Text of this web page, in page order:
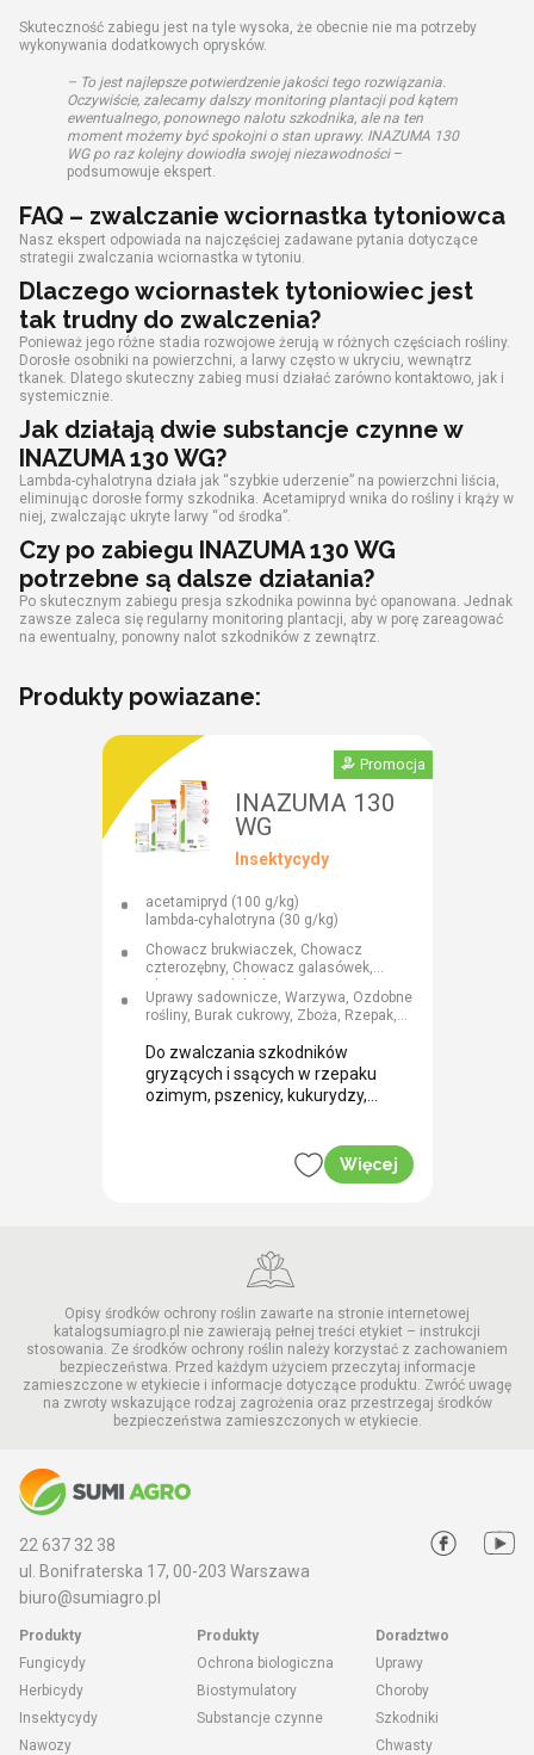
Skuteczność zabiegu jest na tyle wysoka, że obecnie nie ma potrzeby
wykonywania dodatkowych oprysków.
– To jest najlepsze potwierdzenie jakości tego rozwiązania.
Oczywiście, zalecamy dalszy monitoring plantacji pod kątem
ewentualnego, ponownego nalotu szkodnika, ale na ten
moment możemy być spokojni o stan uprawy. INAZUMA 130
WG po raz kolejny dowiodła swojej niezawodności–
podsumowuje ekspert.
FAQ – zwalczanie wciornastka tytoniowca
Nasz ekspert odpowiada na najczęściej zadawane pytania dotyczące
strategii zwalczania wciornastka w tytoniu.
Dlaczego wciornastek tytoniowiec jest
tak trudny do zwalczenia?
Ponieważ jego różne stadia rozwojowe żerują w różnych częściach rośliny.
Dorosłe osobniki na powierzchni, a larwy często w ukryciu, wewnątrz
tkanek. Dlatego skuteczny zabieg musi działać zarówno kontaktowo, jak i
systemicznie.
Jak działają dwie substancje czynne w
INAZUMA 130 WG?
Lambda-cyhalotryna działa jak “szybkie uderzenie” na powierzchni liścia,
eliminując dorosłe formy szkodnika. Acetamipryd wnika do rośliny i krąży w
niej, zwalczając ukryte larwy “od środka”.
Czy po zabiegu INAZUMA 130 WG
potrzebne są dalsze działania?
Po skutecznym zabiegu presja szkodnika powinna być opanowana. Jednak
zawsze zaleca się regularny monitoring plantacji, aby w porę zareagować
na ewentualny, ponowny nalot szkodników z zewnątrz.
Produkty powiazane:
Promocja
INAZUMA 130
WG
Insektycydy
acetamipryd (100 g/kg)
lambda-cyhalotryna (30 g/kg)
Chowacz brukwiaczek, Chowacz
czterozębny, Chowacz galasówek,
Chowacz podobnik, Gnatarz
rzepakowiec, Łokaś garbatek, Mączlik,
Mączlik szklarniowy, Miniarka
Nadrodzina pluskwiaków – czerwce,
Omacnica prosowianka, Owocnica
śliwowa, Pchełka lnowa, Pchełka lnowa
długostopka, Pchełka rzepakowa,
Słodyszek rzepakowy, Skośnik buraczak,
Śmietka kapuściana, Tantniś
krzyżowiaczek, Wciornastek
Uprawy sadownicze, Warzywa, Ozdobne
rośliny, Burak cukrowy, Zboża, Rzepak,
Do zwalczania szkodników
gryzących i ssących w rzepaku
ozimym, pszenicy, kukurydzy,
Więcej
Opisy środków ochrony roślin zawarte na stronie internetowej
katalogsumiagro.pl nie zawierają pełnej treści etykiet – instrukcji
stosowania. Ze środków ochrony roślin należy korzystać z zachowaniem
bezpieczeństwa. Przed każdym użyciem przeczytaj informacje
zamieszczone w etykiecie i informacje dotyczące produktu. Zwróć uwagę
na zwroty wskazujące rodzaj zagrożenia oraz przestrzegaj środków
bezpieczeństwa zamieszczonych w etykiecie.
22 637 32 38
ul. Bonifraterska 17, 00-203 Warszawa
biuro@sumiagro.pl
Produkty
Fungicydy
Herbicydy
Insektycydy
Nawozy
Produkty
Ochrona biologiczna
Biostymulatory
Substancje czynne
Doradztwo
Uprawy
Choroby
Szkodniki
Chwasty